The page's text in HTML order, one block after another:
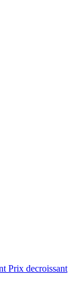
Prix decroissant